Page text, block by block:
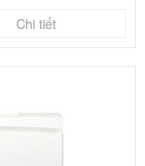
Chi tiết